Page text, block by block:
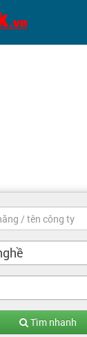
Tìm nhanh